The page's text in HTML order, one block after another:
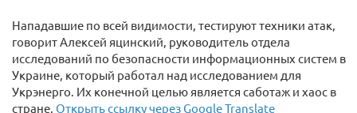
Нападавшие по всей видимости, тестируют техники атак,
говорит Алексей яцинский, руководитель отдела
исследований по безопасности информационных систем в
Украине, который работал над исследованием для
Укрэнерго. Их конечной целью является саботаж и хаос в
стране. Открыть ссылку через Google Translate